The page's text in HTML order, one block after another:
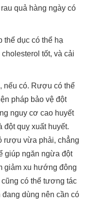
quả hàng ngày có
thể dục có thể hạ
tốt, và cải
nếu có. Rượu có thể
pháp bảo vệ đột
nguy cơ cao huyết
đột quỵ xuất huyết.
rượu vừa phải, chẳng
giúp ngăn ngừa đột
giảm xu hướng đông
có thể tương tác
dùng nên cần có